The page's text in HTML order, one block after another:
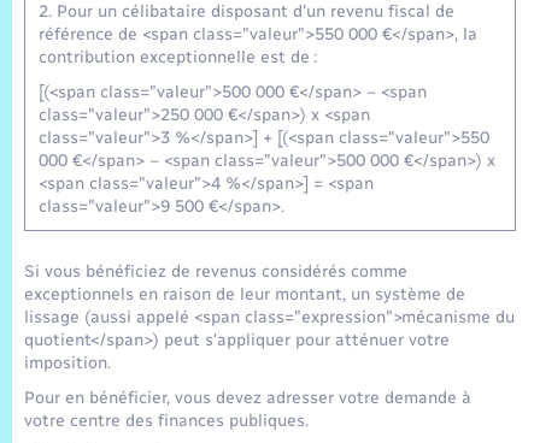
2. Pour un célibataire disposant d'un revenu fiscal de
référence de <span class="valeur">550 000 €</span>, la
contribution exceptionnelle est de :
[(<span class="valeur">500 000 €</span> – <span
class="valeur">250 000 €</span>) x <span
class="valeur">3 %</span>] + [(<span class="valeur">550
000 €</span> – <span class="valeur">500 000 €</span>) x
<span class="valeur">4 %</span>] = <span
class="valeur">9 500 €</span>.
Si vous bénéficiez de revenus considérés comme
exceptionnels en raison de leur montant, un système de
lissage (aussi appelé <span class="expression">mécanisme du
quotient</span>) peut s'appliquer pour atténuer votre
imposition.
Pour en bénéficier, vous devez adresser votre demande à
votre centre des finances publiques.